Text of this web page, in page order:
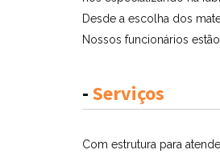
Desde a escolha dos
Nossos funcionários
-Serviços
Com estrutura para